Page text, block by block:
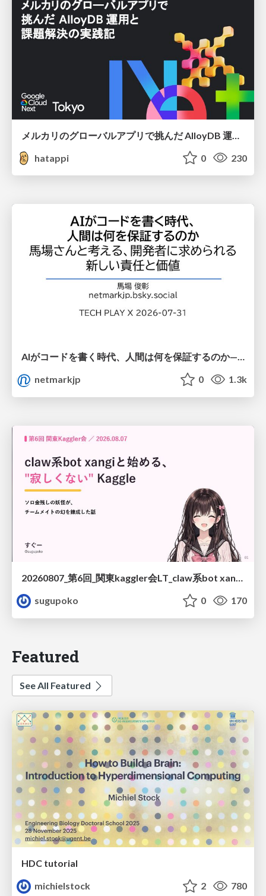
hatappi
0 230
AIがコードを書く時代、人間は何を保証するのか———馬場さんと考える、開発者に求められる新しい責任と価値 - TECH PLAY
netmarkjp
0 1.3k
20260807_第6回_関東kaggler会LT_claw系bot xangiと始める、"寂しくない" kaggle
sugupoko
0 170
Featured
See All Featured
HDC tutorial
michielstock
2 780